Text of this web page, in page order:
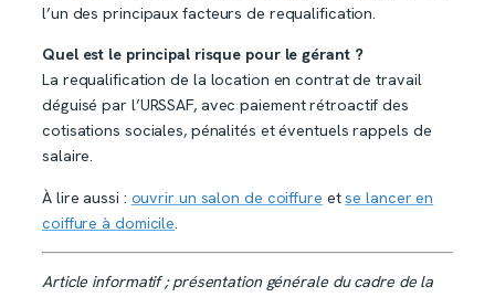
l’un des principaux facteurs de requalification.
Quel est le principal risque pour le gérant ?
La requalification de la location en contrat de travail
déguisé par l’URSSAF, avec paiement rétroactif des
cotisations sociales, pénalités et éventuels rappels de
salaire.
À lire aussi : ouvrir un salon de coiffure etse lancer en
coiffure à domicile.
Article informatif ; présentation générale du cadre de la